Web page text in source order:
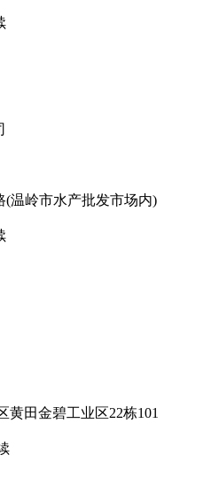
温岭市水产批发市场内)
田金碧工业区22栋101